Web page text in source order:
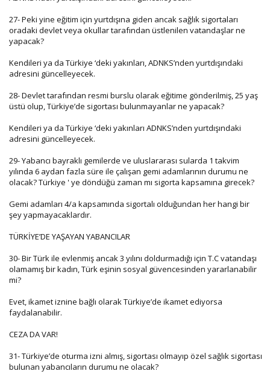
27- Peki yine eğitim için yurtdışına giden ancak sağlık sigortaları
oradaki devlet veya okullar tarafından üstlenilen vatandaşlar ne
yapacak?
Kendileri ya da Türkiye ‘deki yakınları, ADNKS’nden yurtdışındaki
adresini güncelleyecek.
28- Devlet tarafından resmi burslu olarak eğitime gönderilmiş, 25 yaş
üstü olup, Türkiye’de sigortası bulunmayanlar ne yapacak?
Kendileri ya da Türkiye ‘deki yakınları ADNKS’nden yurtdışındaki
adresini güncelleyecek.
29- Yabancı bayraklı gemilerde ve uluslararası sularda 1 takvim
yılında 6 aydan fazla süre ile çalışan gemi adamlarının durumu ne
olacak? Türkiye ' ye döndüğü zaman mı sigorta kapsamına girecek?
Gemi adamları 4/a kapsamında sigortalı olduğundan her hangi bir
şey yapmayacaklardır.
TÜRKİYE’DE YAŞAYAN YABANCILAR
30- Bir Türk ile evlenmiş ancak 3 yılını doldurmadığı için T.C vatandaşı
olamamış bir kadın, Türk eşinin sosyal güvencesinden yararlanabilir
mi?
Evet, ikamet iznine bağlı olarak Türkiye’de ikamet ediyorsa
faydalanabilir.
CEZA DA VAR!
31- Türkiye’de oturma izni almış, sigortası olmayıp özel sağlık sigortası
bulunan yabancıların durumu ne olacak?